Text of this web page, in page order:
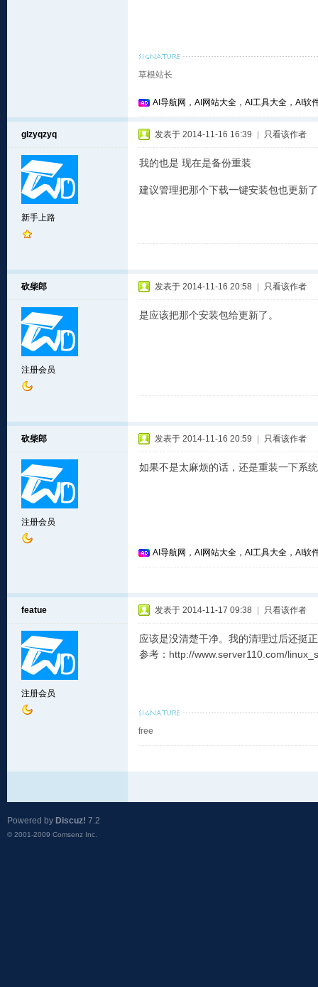
草根站长
AI导航网，AI网站大全，AI工具大全，AI软
glzyqzyq
新手上路
发表于 2014-11-16 16:39 只看该作者
我的也是 现在是备份重装
建议管理把那个下载一键安装包也更新了
砍柴郎
注册会员
发表于 2014-11-16 20:58 只看该作者
是应该把那个安装包给更新了。
砍柴郎
注册会员
发表于 2014-11-16 20:59 只看该作者
如果不是太麻烦的话，还是重装一下系
AI导航网，AI网站大全，AI工具大全，AI软
featue
注册会员
发表于 2014-11-17 09:38 只看该作者
应该是没清楚干净。我的清理过后还挺
参考：http://www.server110.com/
free
Powered by Discuz! 7.2
© 2001-2009 Comsenz Inc.